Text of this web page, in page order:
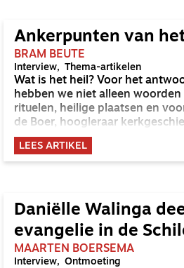
Ankerpunten van
BRAM BEUTE
Interview Thema-artikelen
Wat is het heil? Voor het
hebben we niet alleen
rituelen, heilige plaatsen en
de Boer, hoogleraar
Kampen|Utrecht.
LEES ARTIKEL
Daniëlle Walinga
evangelie in de
MAARTEN BOERSEMA
Interview Ontmoeting